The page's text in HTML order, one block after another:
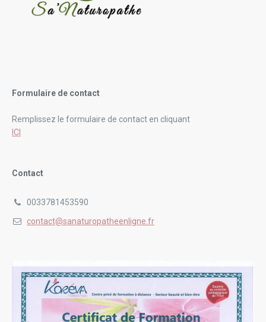
Formulaire de contact
Remplissez le formulaire de contact en cliquant
ICI
Contact
0033781453590
contact@sanaturopatheenligne.fr